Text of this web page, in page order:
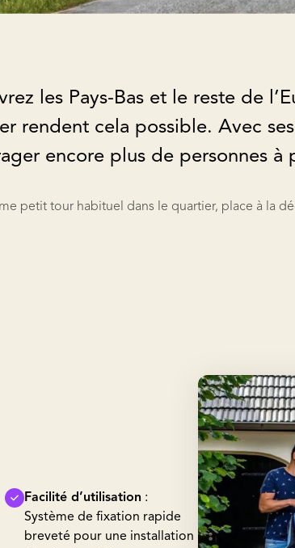
les Pays-Bas et le reste de
rendent cela possible. Avec
encore plus de personnes à
petit tour habituel dans le quartier, place à la
Facilité d’utilisation :
Système de fixation rapide
breveté pour une installation